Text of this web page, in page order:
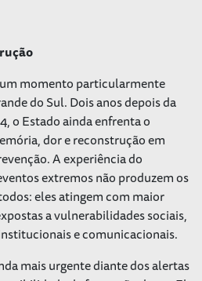
momento particularmente
do Sul. Dois anos depois da
o Estado ainda enfrenta o
dor e reconstrução em
A experiência do
extremos não produzem os
eles atingem com maior
a vulnerabilidades sociais,
e comunicacionais.
mais urgente diante dos alertas